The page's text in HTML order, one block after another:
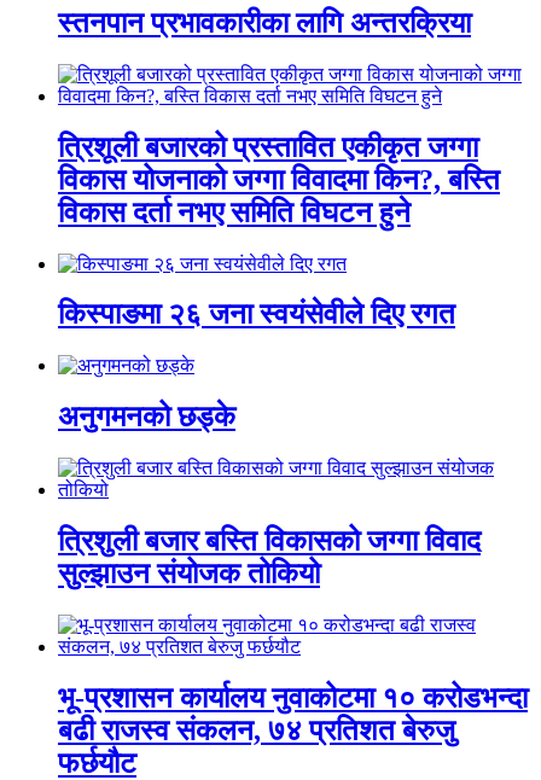
स्तनपान प्रभावकारीका लागि अन्तरक्रिया
त्रिशूली बजारको प्रस्तावित एकीकृत जग्गा
विकास योजनाको जग्गा विवादमा किन?, बस्ति
विकास दर्ता नभए समिति विघटन हुने
किस्पाङमा २६ जना स्वयंसेवीले दिए रगत
अनुगमनको छड्के
त्रिशुली बजार बस्ति विकासको जग्गा विवाद
सुल्झाउन संयोजक तोकियो
भू-प्रशासन कार्यालय नुवाकोटमा १० करोडभन्दा
बढी राजस्व संकलन, ७४ प्रतिशत बेरुजु
फर्छयौट